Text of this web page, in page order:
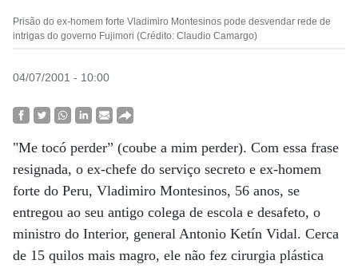
Prisão do ex-homem forte Vladimiro Montesinos pode desvendar rede de
intrigas do governo Fujimori (Crédito: Claudio Camargo)
04/07/2001 - 10:00
"Me tocó perder” (coube a mim perder). Com essa frase
resignada, o ex-chefe do serviço secreto e ex-homem
forte do Peru, Vladimiro Montesinos, 56 anos, se
entregou ao seu antigo colega de escola e desafeto, o
ministro do Interior, general Antonio Ketín Vidal. Cerca
de 15 quilos mais magro, ele não fez cirurgia plástica